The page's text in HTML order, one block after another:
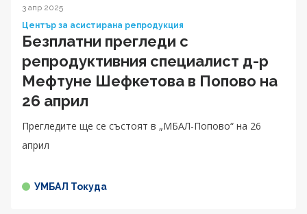
3 апр 2025
Център за асистирана репродукция
Безплатни прегледи с
репродуктивния специалист д-р
Мефтуне Шефкетова в Попово на
26 април
Прегледите ще се състоят в „МБАЛ-Попово“ на 26
април
УМБАЛ Токуда